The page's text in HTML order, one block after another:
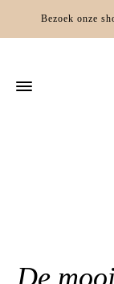
Bezoek onze